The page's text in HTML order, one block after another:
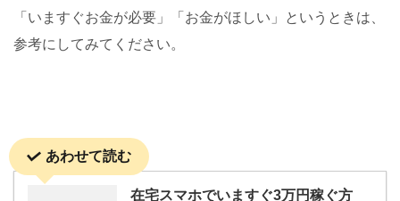
「いますぐお金が必要」「お金がほしい」というときは、
参考にしてみてください。
あわせて読む
在宅スマホでいますぐ3万円稼ぐ方